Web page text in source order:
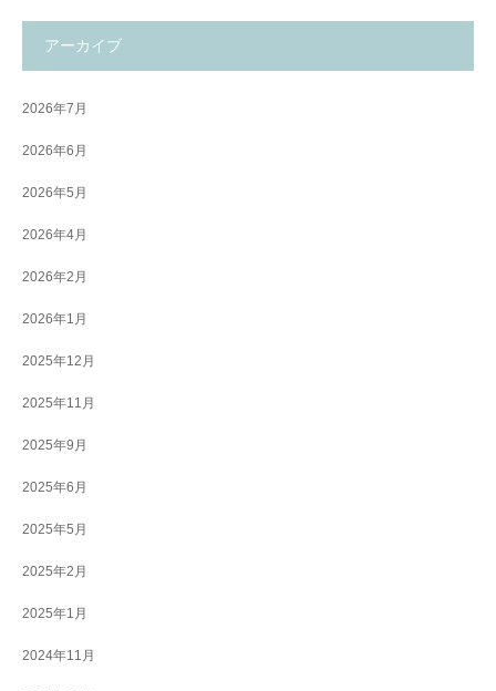
アーカイブ
2026年7月
2026年6月
2026年5月
2026年4月
2026年2月
2026年1月
2025年12月
2025年11月
2025年9月
2025年6月
2025年5月
2025年2月
2025年1月
2024年11月